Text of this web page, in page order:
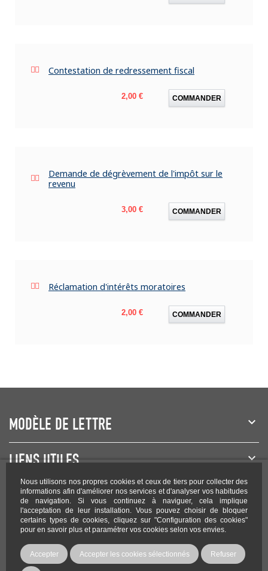
Nous utilisons nos propres cookies et ceux de tiers pour collecter des
informations afin d'améliorer nos services et d'analyser vos habitudes
de navigation. Si vous continuez à naviguer, cela implique
l'acceptation de leur installation. Vous pouvez choisir de bloquer
certains types de cookies, cliquez sur "Configuration des cookies"
pour en savoir plus et paramétrer vos cookies selon vos envies.
Accepter Accepter les cookies sélectionnés Refuser
Contestation de redressement fiscal
Prix
2,00 € COMMANDER
Demande de dégrèvement de l'impôt sur le
revenu
Prix
3,00 € COMMANDER
Réclamation d'intérêts moratoires
Prix
2,00 € COMMANDER
MODÈLE DE LETTRE
LIENS UTILES
NEWSLETTER